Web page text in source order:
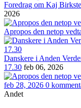
Foredrag om Kaj
2026
Apropos den netop
Danskere i Anden
17.30 feb 06, 2026
feb 28, 2026 0
Andet